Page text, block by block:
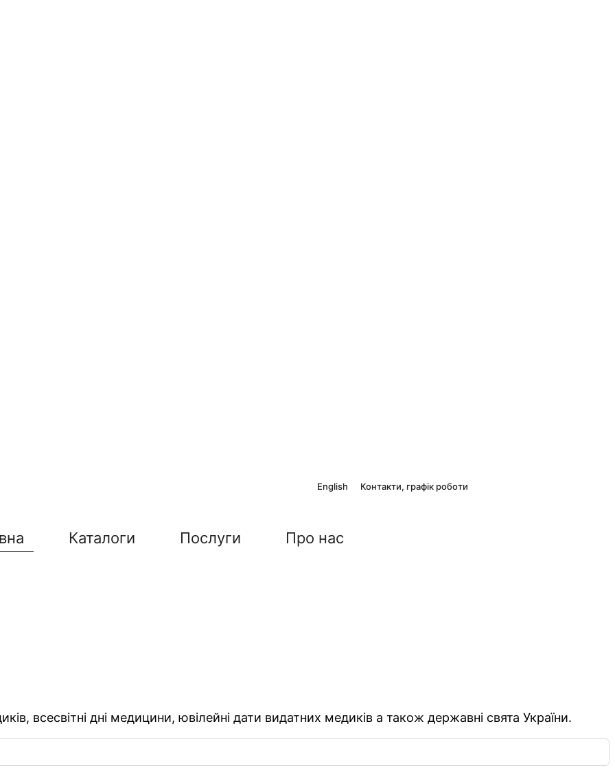
English Контакти, графік роботи
Каталоги Послуги Про нас
всесвітні дні медицини, ювілейні дати видатних медиків а також державні свята України.